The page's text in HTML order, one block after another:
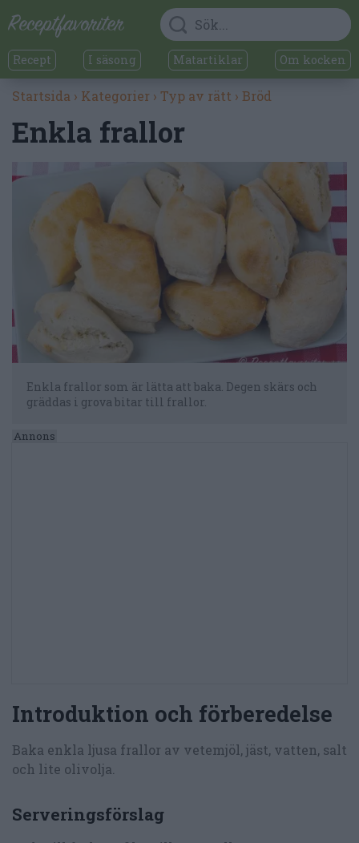
Recept I säsong Matartiklar Om kocken
Startsida › Kategorier › Typ av rätt › Bröd
Enkla frallor
Enkla frallor som är lätta att baka. Degen skärs och
gräddas i grova bitar till frallor.
Introduktion och förberedelse
Baka enkla ljusa frallor av vetemjöl, jäst, vatten, salt
och lite olivolja.
Serveringsförslag